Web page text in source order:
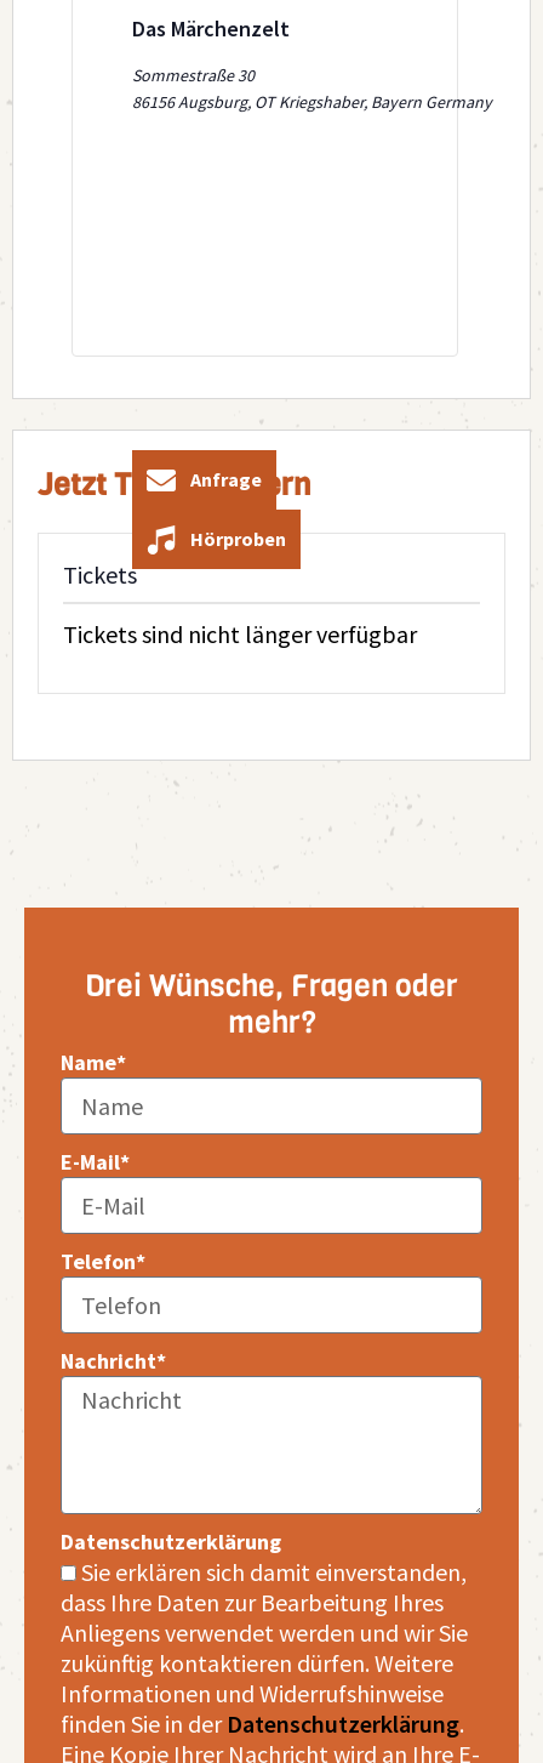
Das Märchenzelt
Sommestraße 30
86156 Augsburg, OT Kriegshaber, Bayern Germany
Jetzt Ticket sichern
Tickets
Tickets sind nicht länger verfügbar
Drei Wünsche, Fragen oder
mehr?
Name*
E-Mail*
Telefon*
Nachricht*
Datenschutzerklärung
Sie erklären sich damit einverstanden,
dass Ihre Daten zur Bearbeitung Ihres
Anliegens verwendet werden und wir Sie
zukünftig kontaktieren dürfen. Weitere
Informationen und Widerrufshinweise
finden Sie in der Datenschutzerklärung.
Eine Kopie Ihrer Nachricht wird an Ihre E-
Anfrage
Hörproben